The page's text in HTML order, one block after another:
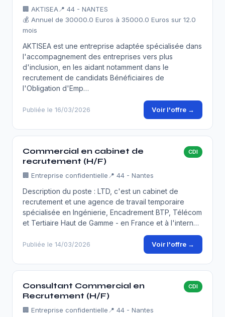
🏢 AKTISEA📍 44 - NANTES
💰 Annuel de 30000.0 Euros à 35000.0 Euros sur 12.0
mois
AKTISEA est une entreprise adaptée spécialisée dans
l'accompagnement des entreprises vers plus
d'inclusion, en les aidant notamment dans le
recrutement de candidats Bénéficiaires de
l'Obligation d'Emp…
Publiée le 16/03/2026 Voir l'offre →
Commercial en cabinet de
recrutement (H/F)
CDI
🏢 Entreprise confidentielle 📍 44 - Nantes
Description du poste : LTD, c'est un cabinet de
recrutement et une agence de travail temporaire
spécialisée en Ingénierie, Encadrement BTP, Télécom
et Tertiaire Haut de Gamme - en France et à l'intern…
Publiée le 14/03/2026 Voir l'offre →
Consultant Commercial en
Recrutement (H/F)
CDI
🏢 Entreprise confidentielle 📍 44 - Nantes